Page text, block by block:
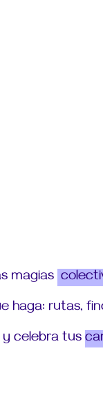
magias
haga: rutas,
celebra tus